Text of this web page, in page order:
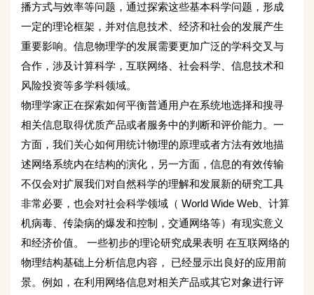
播方式与效率等问题，通过探索这些基本科学问题，形成
一定的理论框架，并对信息技术、经济和社会的发展产生
重要影响。信息物理学的发展需要更加广泛的学科交叉与
合作，涉及计算科学，互联网络、社会科学、信息技术和
风险投资等多学科领域。
物理学家正在探索如何平衡普通用户在系统地选择和搜寻
相关信息取得优质产品或者服务中的判断和评价能力。一
方面，我们关心如何用统计物理的原理或者方法有效地描
述网络系统内在结构的演化，另一方面，信息的有效传输
不仅会对扩展我们对自然科学的理解和发展新的研究工具
非常必要，也会对社会科学领域（ World Wide Web、计算
机病毒、传染病的爆发和控制，交通网络等）有现实意义
和经济价值。 一些初步的理论研究成果表明 在互联网络的
物理结构基础上分析信息内容， 已经显示出良好的应用前
景。例如，在利用网络信息对相关产品或其它对象进行评